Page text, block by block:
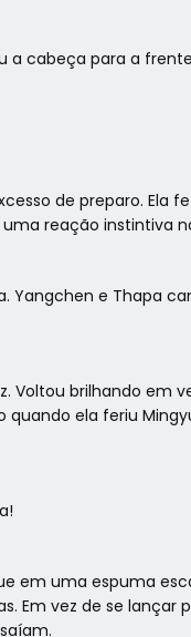
a cabeça para a
de preparo. Ela
reação instintiva
Yangchen e Thapa
Voltou brilhando em
ela feriu
em uma espuma
Em vez de se lançar